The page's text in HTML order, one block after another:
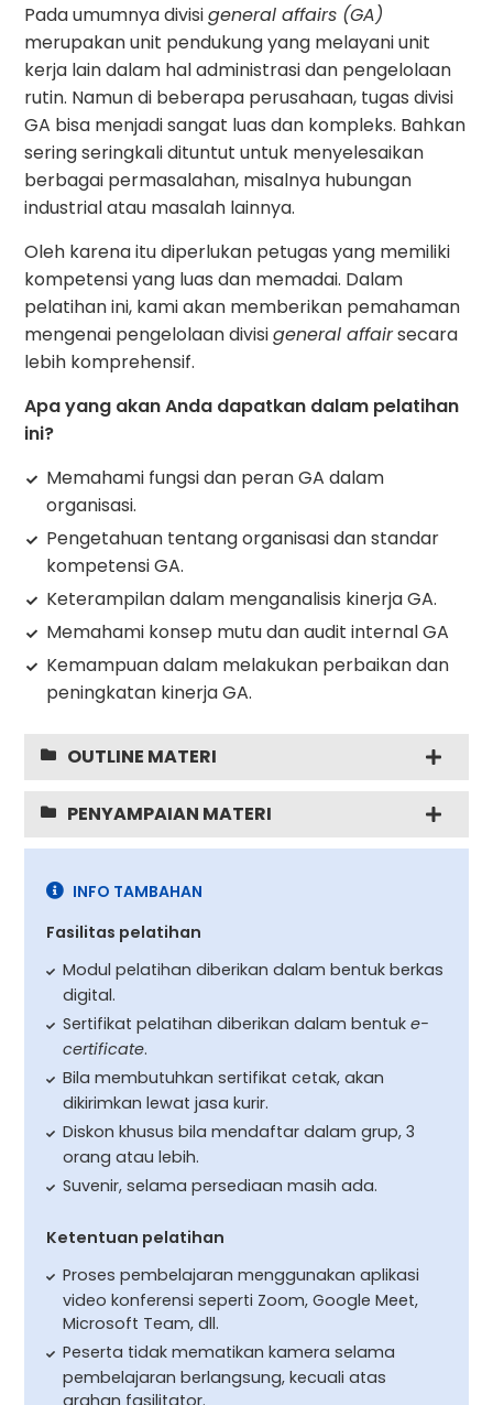
Pada umumnya divisigeneral affairs (GA)
merupakan unit pendukung yang melayani unit
kerja lain dalam hal administrasi dan pengelolaan
rutin. Namun di beberapa perusahaan, tugas divisi
GA bisa menjadi sangat luas dan kompleks. Bahkan
sering seringkali dituntut untuk menyelesaikan
berbagai permasalahan, misalnya hubungan
industrial atau masalah lainnya.
Oleh karena itu diperlukan petugas yang memiliki
kompetensi yang luas dan memadai. Dalam
pelatihan ini, kami akan memberikan pemahaman
mengenai pengelolaan divisigeneral affairsecara
lebih komprehensif.
Apa yang akan Anda dapatkan dalam pelatihan
ini?
Memahami fungsi dan peran GA dalam
organisasi.
Pengetahuan tentang organisasi dan standar
kompetensi GA.
Keterampilan dalam menganalisis kinerja GA.
Memahami konsep mutu dan audit internal GA
Kemampuan dalam melakukan perbaikan dan
peningkatan kinerja GA.
OUTLINE MATERI
PENYAMPAIAN MATERI
INFO TAMBAHAN
Fasilitas pelatihan
Modul pelatihan diberikan dalam bentuk berkas
digital.
Sertifikat pelatihan diberikan dalam bentuke-
certificate.
Bila membutuhkan sertifikat cetak, akan
dikirimkan lewat jasa kurir.
Diskon khusus bila mendaftar dalam grup, 3
orang atau lebih.
Suvenir, selama persediaan masih ada.
Ketentuan pelatihan
Proses pembelajaran menggunakan aplikasi
video konferensi seperti Zoom, Google Meet,
Microsoft Team, dll.
Peserta tidak mematikan kamera selama
pembelajaran berlangsung, kecuali atas
arahan fasilitator.